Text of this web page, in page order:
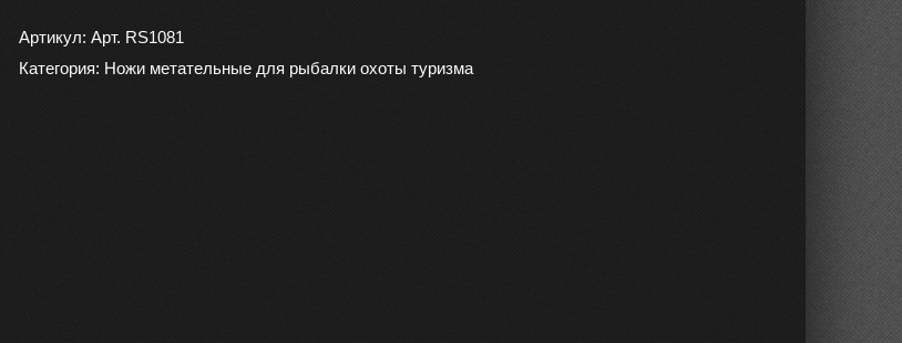
метательный
набор
Артикул: Арт. RS1081
Категория: Ножи метательные для рыбалки охоты туризма